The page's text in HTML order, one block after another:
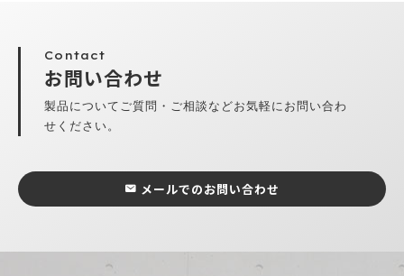
Contact
お問い合わせ
製品についてご質問・ご相談などお気軽にお問い合わ
せください。
メールでのお問い合わせ